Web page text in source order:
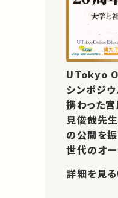
UTokyo
シンポジ
携わった宮
見俊哉先
の公開を
世代のオ
詳細を見る